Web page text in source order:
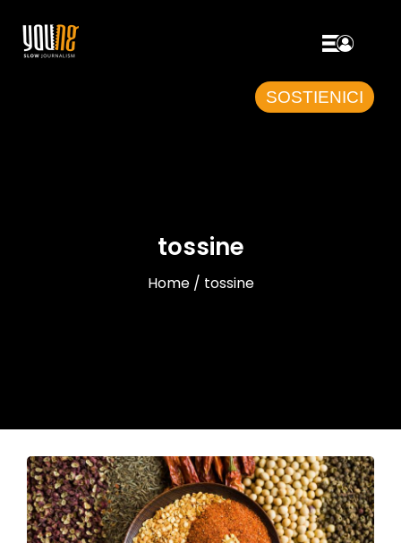
SOSTIENICI
tossine
Home / tossine